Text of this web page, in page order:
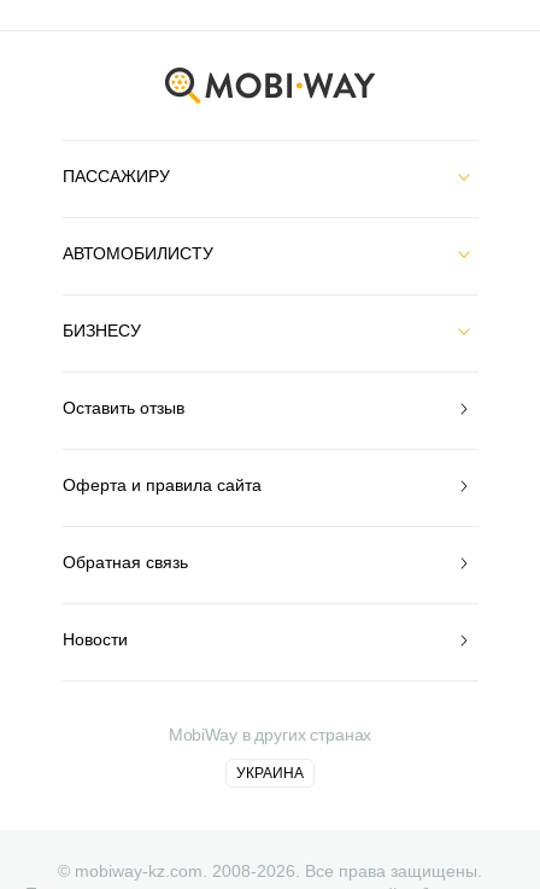
ПАССАЖИРУ
АВТОМОБИЛИСТУ
БИЗНЕСУ
Оставить отзыв
Оферта и правила сайта
Обратная связь
Новости
MobiWay в других странах
УКРАИНА
© mobiway-kz.com. 2008-2026. Все права защищены.